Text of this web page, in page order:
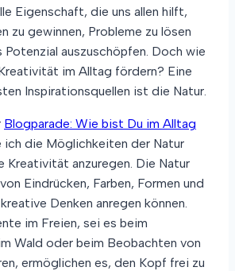
Eigenschaft, die uns allen hilft,
zu gewinnen, Probleme zu lösen
Potenzial auszuschöpfen. Doch wie
im Alltag fördern? Eine
Inspirationsquellen ist die Natur.
Blogparade: Wie bist Du im Alltag
ich die Möglichkeiten der Natur
Kreativität anzuregen. Die Natur
Eindrücken, Farben, Formen und
Denken anregen können.
im Freien, sei es beim
Wald oder beim Beobachten von
ermöglichen es, den Kopf frei zu